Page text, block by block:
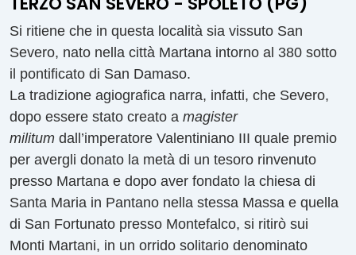
Si ritiene che in questa località sia vissuto San
Severo, nato nella città Martana intorno al 380 sotto
il pontificato di San Damaso.
La tradizione agiografica narra, infatti, che Severo,
dopo essere stato creato a magister
militum dall’imperatore Valentiniano III quale premio
per avergli donato la metà di un tesoro rinvenuto
presso Martana e dopo aver fondato la chiesa di
Santa Maria in Pantano nella stessa Massa e quella
di San Fortunato presso Montefalco, si ritirò sui
Monti Martani, in un orrido solitario denominato